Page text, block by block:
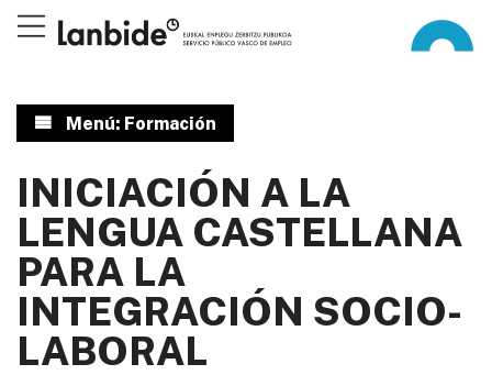
Menú: Formación
INICIACIÓN A LA
LENGUA CASTELLANA
PARA LA
INTEGRACIÓN SOCIO-
LABORAL